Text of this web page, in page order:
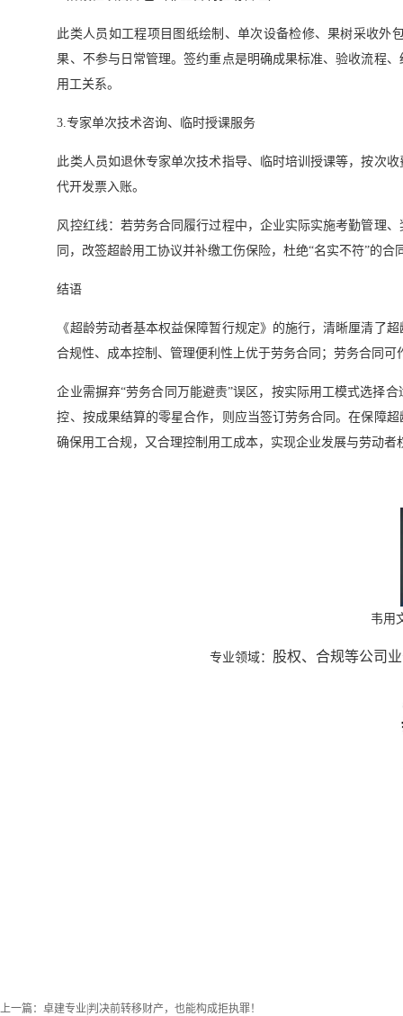
此类人员如工程项目图纸绘制、单次设备检修、果树采收外
果、不参与日常管理。签约重点是明确成果标准、验收流程
用工关系。
3.专家单次技术咨询、临时授课服务
此类人员如退休专家单次技术指导、临时培训授课等，按次
代开发票入账。
风控红线：若劳务合同履行过程中，企业实际实施考勤管理
同，改签超龄用工协议并补缴工伤保险，杜绝“名实不符”的合
结语
《超龄劳动者基本权益保障暂行规定》的施行，清晰厘清了
合规性、成本控制、管理便利性上优于劳务合同；劳务合同
企业需摒弃“劳务合同万能避责”误区，按实际用工模式选择
控、按成果结算的零星合作，则应当签订劳务合同。在保障
确保用工合规，又合理控制用工成本，实现企业发展与劳动
韦用
专业领域： 股权、合规等公司
上一篇： 卓建专业|判决前转移财产，也能构成拒执罪！